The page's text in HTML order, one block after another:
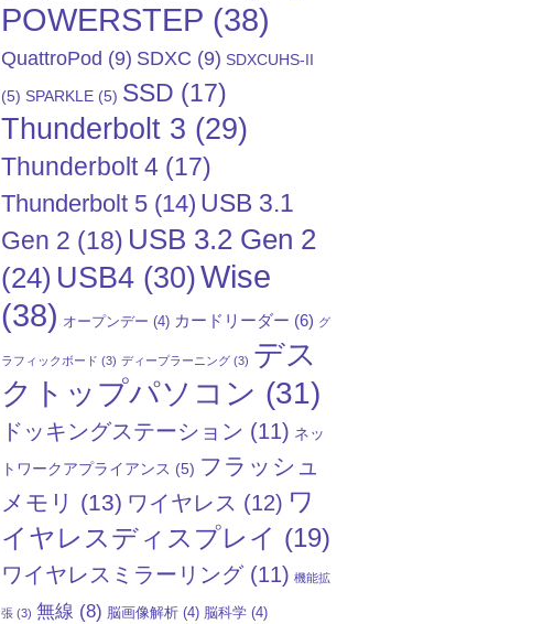
POWERSTEP (38)
QuattroPod (9) SDXC (9) SDXCUHS-II
(5) SPARKLE (5) SSD (17)
Thunderbolt 3 (29)
Thunderbolt 4 (17)
Thunderbolt 5 (14) USB 3.1
Gen 2 (18) USB 3.2 Gen 2
(24) USB4 (30)Wise
(38) オープンデー (4) カードリーダー (6) グ
ラフィックボード (3) ディープラーニング (3) デス
クトップパソコン (31)
ドッキングステーション (11) ネッ
トワークアプライアンス (5) フラッシュ
メモリ (13) ワイヤレス (12) ワ
イヤレスディスプレイ (19)
ワイヤレスミラーリング(11) 機能拡
張 (3) 無線 (8) 脳画像解析 (4) 脳科学 (4)